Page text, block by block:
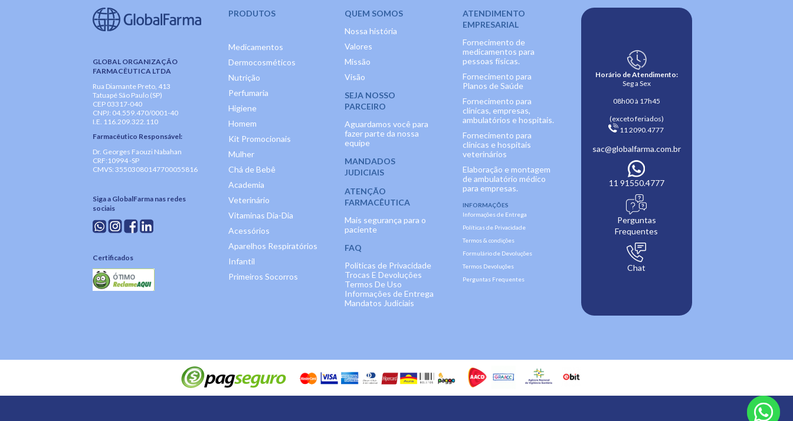
GLOBAL ORGANIZAÇÃO
FARMACÊUTICA LTDA
Rua Diamante Preto, 413
Tatuapé São Paulo (SP)
CEP 03317-040
CNPJ: 04.559.470/0001-40
I.E. 116.209.322.110
Farmacêutico Responsável:
Dr. Georges Faouzi Nabahan
CRF:10994 -SP
CMVS: 35503080147700055816
Siga a GlobalFarma nas redes
sociais
Certificados
PRODUTOS
Medicamentos
Dermocosméticos
Nutrição
Perfumaria
Higiene
Homem
Kit Promocionais
Mulher
Chá de Bebê
Academia
Veterinário
Vitaminas Dia-Dia
Acessórios
Aparelhos Respiratórios
Infantil
Primeiros Socorros
QUEM SOMOS
Nossa história
Valores
Missão
Visão
SEJA NOSSO
PARCEIRO
Aguardamos você para
fazer parte da nossa
equipe
MANDADOS
JUDICIAIS
ATENÇÃO
FARMACÊUTICA
Mais segurança para o
paciente
FAQ
Políticas de Privacidade
Trocas E Devoluções
Termos De Uso
Informações de Entrega
Mandatos Judiciais
ATENDIMENTO
EMPRESARIAL
Fornecimento de
medicamentos para
pessoas físicas.
Fornecimento para
Planos de Saúde
Fornecimento para
clínicas, empresas,
ambulatórios e hospitais.
Fornecimento para
clínicas e hospitais
veterinários
Elaboração e montagem
de ambulatório médico
para empresas.
INFORMAÇÕES
Informações de Entrega
Políticas de Privacidade
Termos & condições
Formulário de Devoluções
Termos Devoluções
Perguntas Frequentes
Horário de Atendimento:
Seg a Sex
08h00 à 17h45
(exceto feriados)
11 2090.4777
sac@globalfarma.com.br
11 91550.4777
Perguntas
Frequentes
Chat